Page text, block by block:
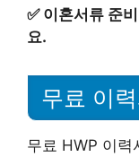
✅ 이혼서류 준
요.
무료 이
무료 HWP 이력